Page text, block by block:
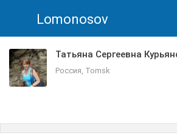
Lomonosov
Татьяна Сергеевна
Россия, Tomsk